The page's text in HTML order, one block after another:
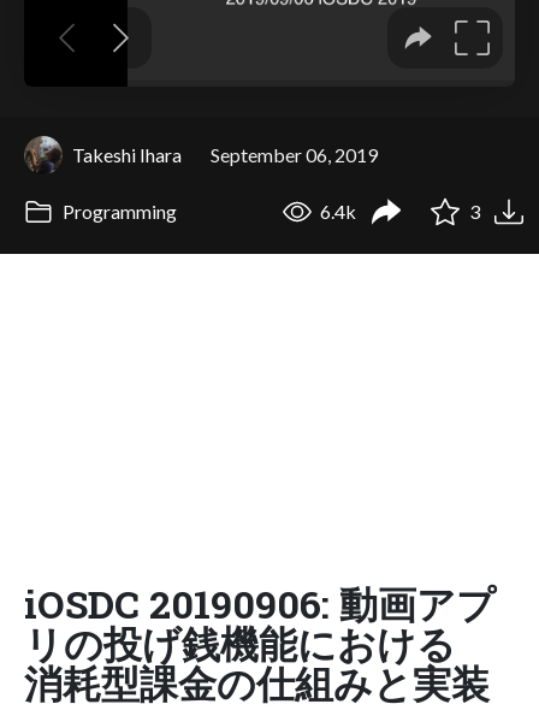
Takeshi Ihara September 06, 2019
Programming 6.4k 3
iOSDC 20190906: 動画アプ
リの投げ銭機能における
消耗型課金の仕組みと実装